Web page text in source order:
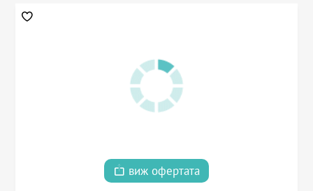
виж офертата